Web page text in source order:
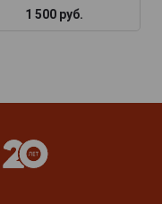
1 500 руб.